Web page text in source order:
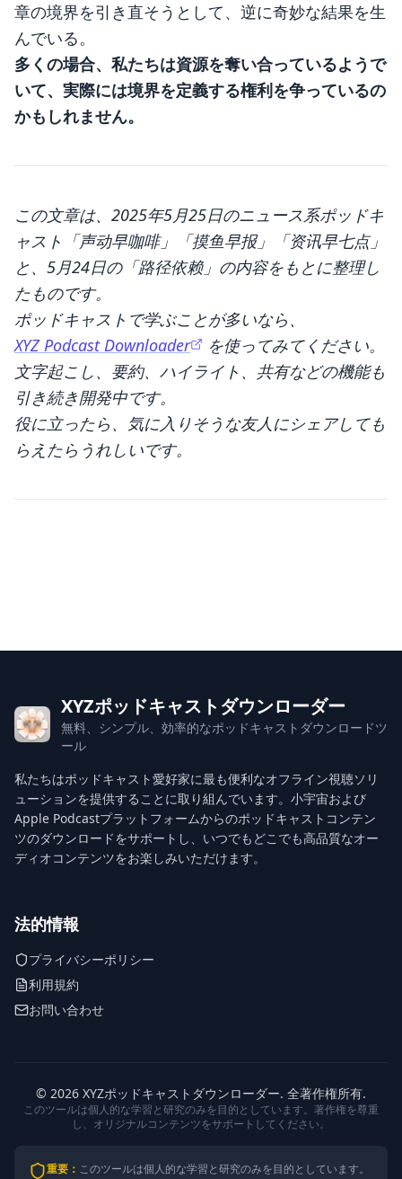
章の境界を引き直そうとして、逆に奇妙な結果を生
んでいる。
多くの場合、私たちは資源を奪い合っているようで
いて、実際には境界を定義する権利を争っているの
かもしれません。
この文章は、2025年5月25日のニュース系ポッドキ
ャスト「声动早咖啡」「摸鱼早报」「资讯早七点」
と、5月24日の「路径依赖」の内容をもとに整理し
たものです。
ポッドキャストで学ぶことが多いなら、
XYZ Podcast Downloader
を使ってみてください。
文字起こし、要約、ハイライト、共有などの機能も
引き続き開発中です。
役に立ったら、気に入りそうな友人にシェアしても
らえたらうれしいです。
XYZポッドキャストダウンローダー
無料、シンプル、効率的なポッドキャストダウンロードツ
ール
私たちはポッドキャスト愛好家に最も便利なオフライン視聴ソリ
ューションを提供することに取り組んでいます。小宇宙および
Apple Podcastプラットフォームからのポッドキャストコンテン
ツのダウンロードをサポートし、いつでもどこでも高品質なオー
ディオコンテンツをお楽しみいただけます。
法的情報
プライバシーポリシー
利用規約
お問い合わせ
© 2026 XYZポッドキャストダウンローダー. 全著作権所有.
このツールは個人的な学習と研究のみを目的としています。著作権を尊重
し、オリジナルコンテンツをサポートしてください。
重要 ： このツールは個人的な学習と研究のみを目的としています。